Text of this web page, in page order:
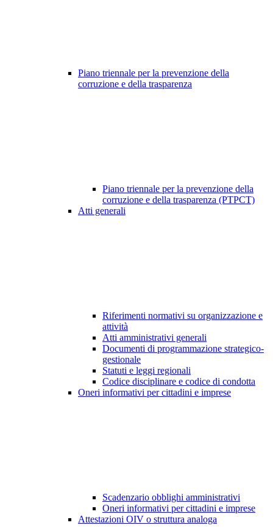
Piano triennale per la prevenzione della
corruzione e della trasparenza
Piano triennale per la prevenzione della
corruzione e della trasparenza (PTPCT)
Atti generali
Riferimenti normativi su organizzazione e
attività
Atti amministrativi generali
Documenti di programmazione strategico-
gestionale
Statuti e leggi regionali
Codice disciplinare e codice di condotta
Oneri informativi per cittadini e imprese
Scadenzario obblighi amministrativi
Oneri informativi per cittadini e imprese
Attestazioni OIV o struttura analoga